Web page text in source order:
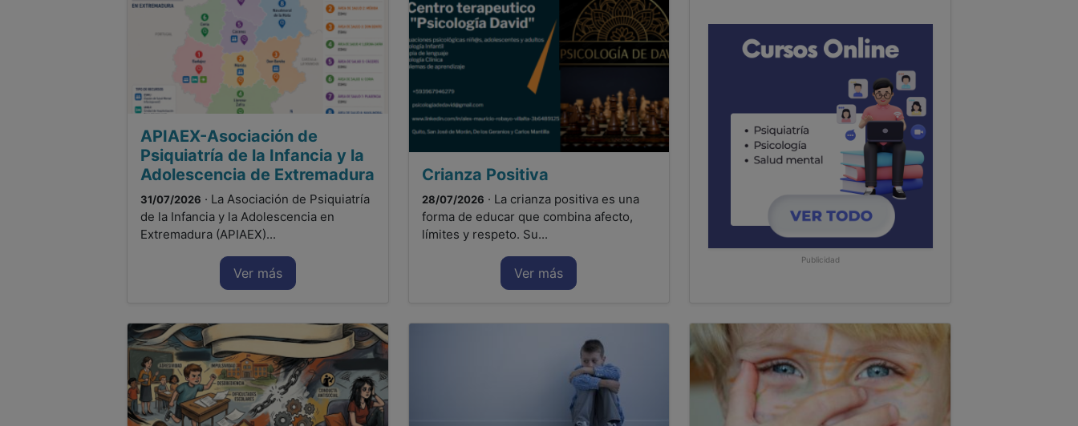
APIAEX-Asociación de
Psiquiatría de la Infancia y la
Adolescencia de Extremadura
31/07/2026 · La Asociación de Psiquiatría
de la Infancia y la Adolescencia en
Extremadura (APIAEX)...
Ver más
Crianza Positiva
28/07/2026 · La crianza positiva es una
forma de educar que combina afecto,
límites y respeto. Su...
Ver más
Publicidad